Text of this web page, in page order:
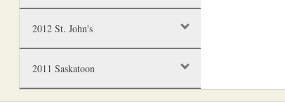
2012 St. John's
2011 Saskatoon